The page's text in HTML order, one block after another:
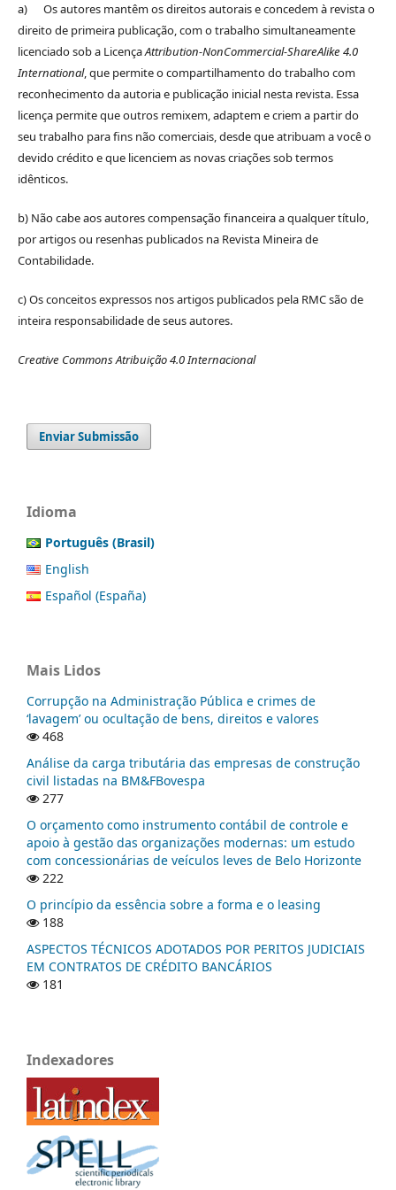
a) Os autores mantêm os direitos autorais e concedem à revista o
direito de primeira publicação, com o trabalho simultaneamente
licenciado sob a LicençaAttribution-NonCommercial-ShareAlike 4.0
International, que permite o compartilhamento do trabalho com
reconhecimento da autoria e publicação inicial nesta revista. Essa
licença permite que outros remixem, adaptem e criem a partir do
seu trabalho para fins não comerciais, desde que atribuam a você o
devido crédito e que licenciem as novas criações sob termos
idênticos.
b) Não cabe aos autores compensação financeira a qualquer título,
por artigos ou resenhas publicados na Revista Mineira de
Contabilidade.
c) Os conceitos expressos nos artigos publicados pela RMC são de
inteira responsabilidade de seus autores.
Creative Commons Atribuição 4.0 Internacional
Enviar Submissão
Idioma
Português (Brasil)
English
Español (España)
Mais Lidos
Corrupção na Administração Pública e crimes de
‘lavagem’ ou ocultação de bens, direitos e valores
468
Análise da carga tributária das empresas de construção
civil listadas na BM&FBovespa
277
O orçamento como instrumento contábil de controle e
apoio à gestão das organizações modernas: um estudo
com concessionárias de veículos leves de Belo Horizonte
222
O princípio da essência sobre a forma e o leasing
188
ASPECTOS TÉCNICOS ADOTADOS POR PERITOS JUDICIAIS
EM CONTRATOS DE CRÉDITO BANCÁRIOS
181
Indexadores